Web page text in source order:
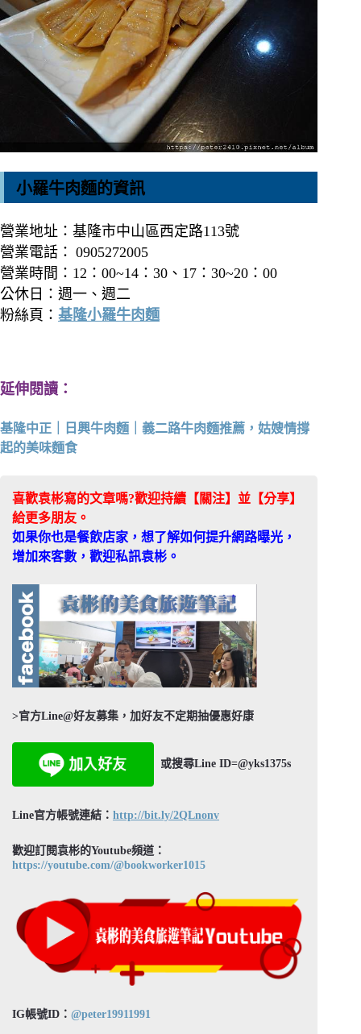
小羅牛肉麵的資訊
營業地址：基隆市中山區西定路113號
營業電話： 0905272005
營業時間：12：00~14：30、17：30~20：00
公休日：週一、週二
粉絲頁： 基隆小羅牛肉麵
延伸閱讀：
基隆中正｜日興牛肉麵｜義二路牛肉麵推薦，姑嫂情撐
起的美味麵食
喜歡袁彬寫的文章嗎?歡迎持續【關注】並【分享】
給更多朋友。
如果你也是餐飲店家，想了解如何提升網路曝光，
增加來客數，歡迎私訊袁彬。
>官方Line@好友募集，加好友不定期抽優惠好康
或搜尋Line ID=@yks1375s
Line官方帳號連結： http://bit.ly/2QLnonv
歡迎訂閱袁彬的Youtube頻道：
https://youtube.com/@bookworker1015
IG帳號ID： @peter19911991